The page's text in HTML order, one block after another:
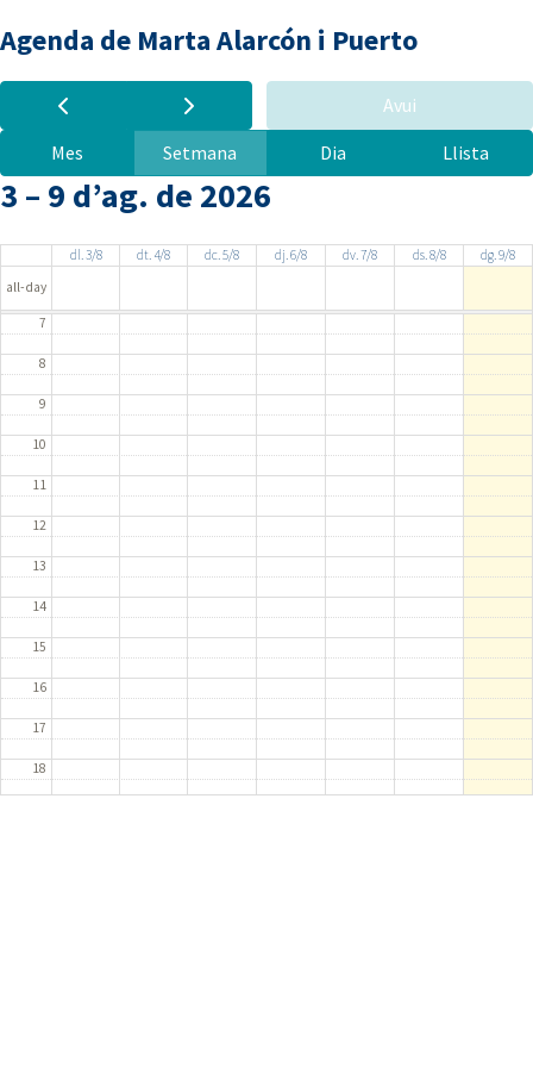
Agenda de Marta Alarcón i Puerto
Avui
3 – 9 d’ag. de 2026
Mes Setmana Dia Llista
dl. 3/8 dt. 4/8 dc. 5/8 dj. 6/8 dv. 7/8 ds. 8/8
dg. 9/8
all-day
0
1
5
6
7
8
9
10
11
12
13
14
15
16
17
18